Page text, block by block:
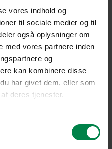
vores indhold og
til sociale medier og til
også oplysninger om
med vores partnere inden
og
kan kombinere disse
har givet dem, eller som
deres tjenester.